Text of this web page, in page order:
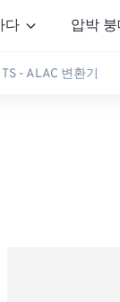
다 압박
TS - ALAC 변환기